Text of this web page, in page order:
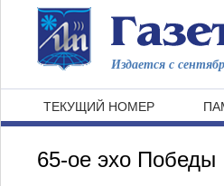
Издается с
ТЕКУЩИЙ НОМЕР
65-ое эхо Победы